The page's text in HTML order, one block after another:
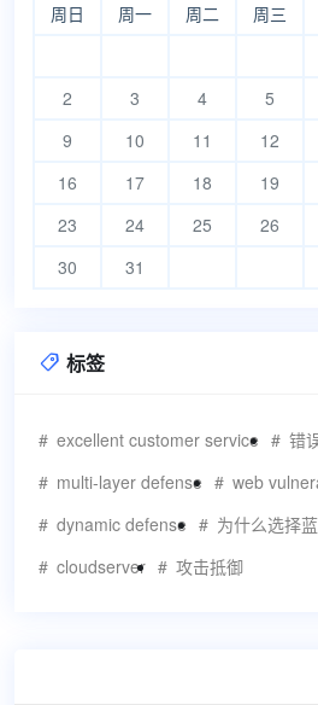
周日 周一 周二 周三
2
3 4 5
9
10 11 12
16
17 18 19
23
24 25 26
30
31
 标签
excellent customer service
错
multi-layer defense
web
dynamic defense
为什么选择
cloudserver
攻击抵御